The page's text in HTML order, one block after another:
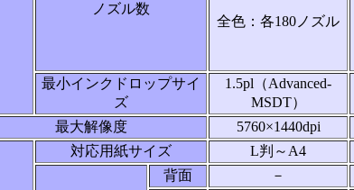
ノズル数
全色：各180ノズル
最小インクドロップサイ
ズ
1.5pl（Advanced-
MSDT）
最大解像度 5760×1440dpi
対応用紙サイズ L判～A4
背面 －